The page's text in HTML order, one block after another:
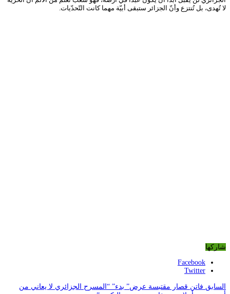
لا تُهدى، بل تُنتزع وأنّ الجزائر ستبقى أبيّة مهما كانت التّحدّيات.
شاركها
Facebook
Twitter
السابق فاتن قصار مقتبسة عرض” بدء” “المسرح الجزائري لا يعاني من